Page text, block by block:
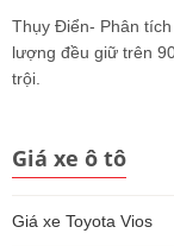
Thụy Điển- Phân
lượng đều giữ trên
trội.
Giá xe ô tô
Giá xe Toyota Vios